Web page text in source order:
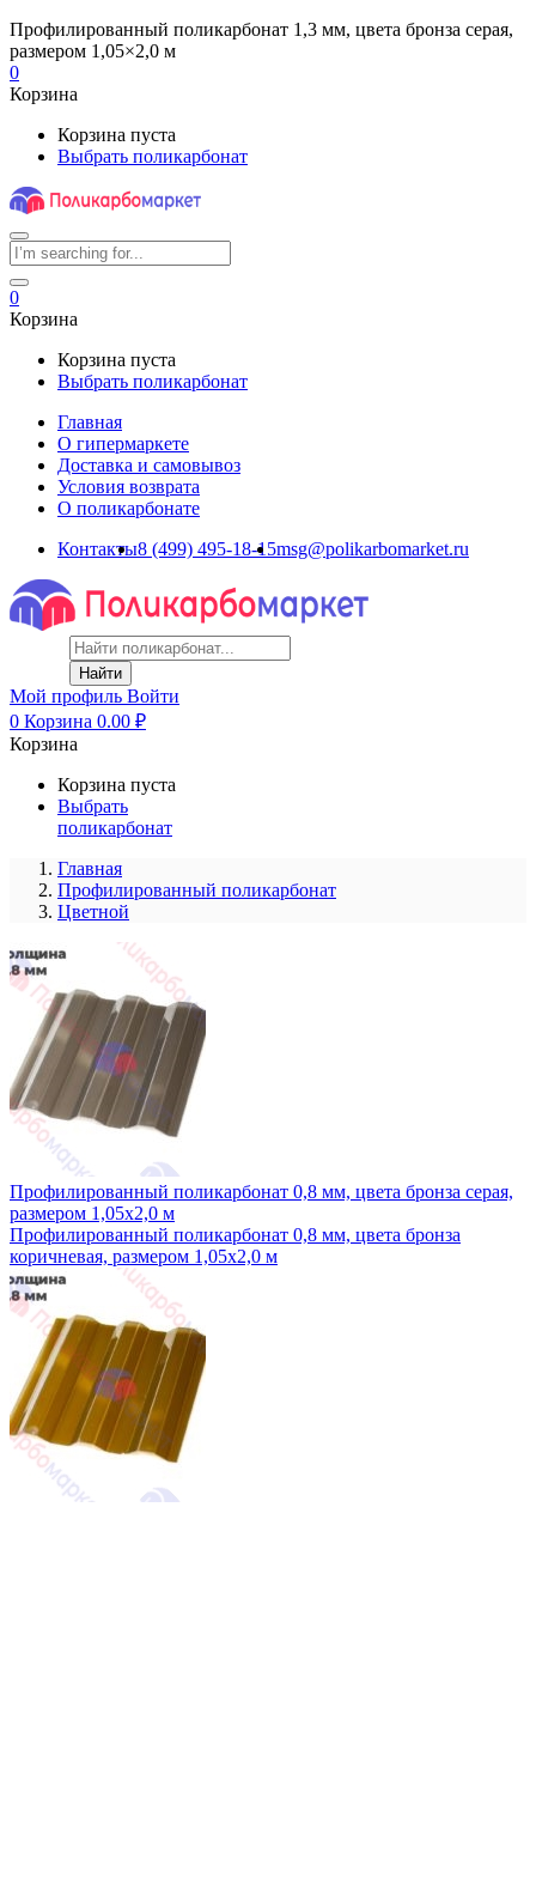
Профилированный поликарбонат 1,3 мм, цвета бронза серая,
размером 1,05×2,0 м
0
Корзина
Корзина пуста
Выбрать поликарбонат
0
Корзина
Корзина пуста
Выбрать поликарбонат
Главная
О гипермаркете
Доставка и самовывоз
Условия возврата
О поликарбонате
Контакты8 (499) 495-18-15msg@polikarbomarket.ru
Найти
Мой профиль Войти
0 Корзина 0.00 ₽
Корзина
Корзина пуста
Выбрать
поликарбонат
Главная
Профилированный поликарбонат
Цветной
Профилированный поликарбонат 0,8 мм, цвета бронза серая,
размером 1,05x2,0 м
Профилированный поликарбонат 0,8 мм, цвета бронза
коричневая, размером 1,05x2,0 м